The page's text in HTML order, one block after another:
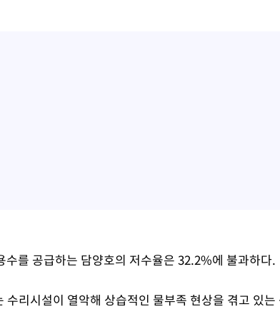
수를 공급하는 담양호의 저수율은 32.2%에 불과하다.
수리시설이 열악해 상습적인 물부족 현상을 겪고 있